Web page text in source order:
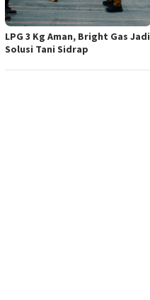
LPG 3 Kg Aman, Bright Gas Jadi
Solusi Tani Sidrap